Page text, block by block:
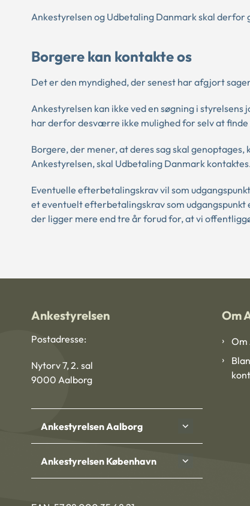
Ankestyrelsen og Udbetaling Danmark skal derfor
Borgere kan kontakte os
Det er den myndighed, der senest har afgjort
Ankestyrelsen kan ikke ved en søgning i
har derfor desværre ikke mulighed for selv at
Borgere, der mener, at deres sag skal
Ankestyrelsen, skal Udbetaling Danmark
Eventuelle efterbetalingskrav vil som
et eventuelt efterbetalingskrav som
der ligger mere end tre år forud for, at vi
Ankestyrelsen
Postadresse:
Nytorv 7, 2. sal
9000 Aalborg
Ankestyrelsen Aalborg
Ankestyrelsen København
Om
Om